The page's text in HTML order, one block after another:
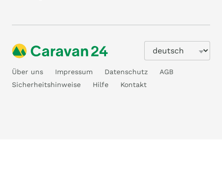
Über uns Impressum Datenschutz
AGB
Sicherheitshinweise
Hilfe Kontakt